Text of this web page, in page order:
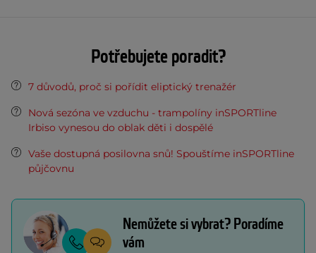
Potřebujete poradit?
7 důvodů, proč si pořídit eliptický trenažér
Nová sezóna ve vzduchu - trampolíny inSPORTline
Irbiso vynesou do oblak děti i dospělé
Vaše dostupná posilovna snů! Spouštíme inSPORTline
půjčovnu
Nemůžete si vybrat? Poradíme
vám